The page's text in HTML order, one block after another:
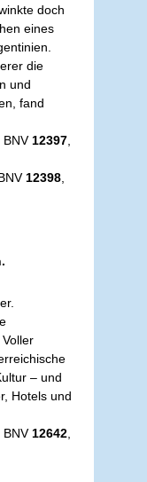
doch
eines
die
und
fand
BNV 12397
12398
– und
Hotels und
BNV 12642